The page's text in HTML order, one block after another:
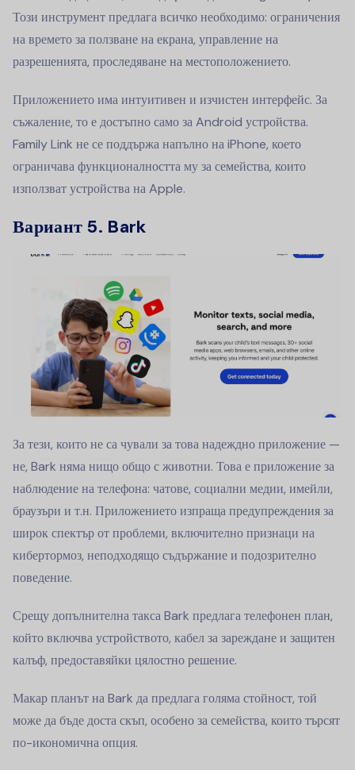
Този инструмент предлага всичко необходимо: ограничения
на времето за ползване на екрана, управление на
разрешенията, проследяване на местоположението.
Приложението има интуитивен и изчистен интерфейс. За
съжаление, то е достъпно само за Android устройства.
Family Link не се поддържа напълно на iPhone, което
ограничава функционалността му за семейства, които
използват устройства на Apple.
Вариант 5. Bark
За тези, които не са чували за това надеждно приложение —
не, Bark няма нищо общо с животни. Това е приложение за
наблюдение на телефона: чатове, социални медии, имейли,
браузъри и т.н. Приложението изпраща предупреждения за
широк спектър от проблеми, включително признаци на
кибертормоз, неподходящо съдържание и подозрително
поведение.
Срещу допълнителна такса Bark предлага телефонен план,
който включва устройството, кабел за зареждане и защитен
калъф, предоставяйки цялостно решение.
Макар планът на Bark да предлага голяма стойност, той
може да бъде доста скъп, особено за семейства, които търсят
по-икономична опция.